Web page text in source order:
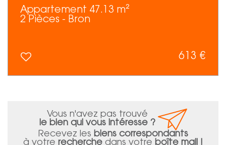
Appartement 47.13 m²
2 Pièces - Bron
613 €
Vous n'avez pas trouvé
le bien qui vous intéresse ?
Recevez les biens correspondants
à votre recherche dans votre boîte mail !